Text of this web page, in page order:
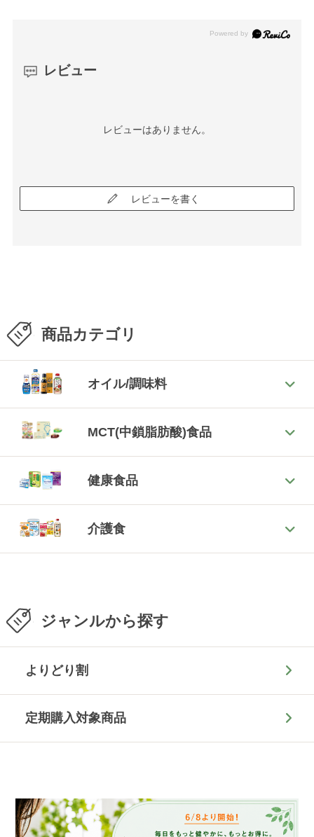
レビュー
レビューはありません。
レビューを書く
商品カテゴリ
オイル/調味料
MCT(中鎖脂肪酸)食品
健康食品
介護食
ジャンルから探す
よりどり割
定期購入対象商品